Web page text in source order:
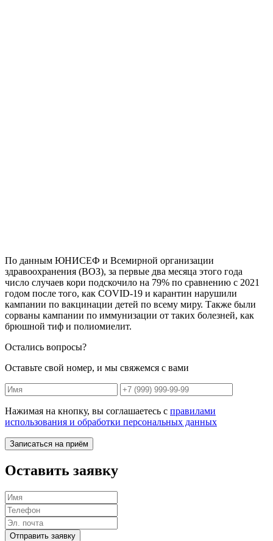
По данным ЮНИСЕФ и Всемирной организации
здравоохранения (ВОЗ), за первые два месяца этого года
число случаев кори подскочило на 79% по сравнению с 2021
годом после того, как COVID-19 и карантин нарушили
кампании по вакцинации детей по всему миру. Также были
сорваны кампании по иммунизации от таких болезней, как
брюшной тиф и полиомиелит.
Остались вопросы?
Оставьте свой номер, и мы свяжемся с вами
Нажимая на кнопку, вы соглашаетесь с правилами
использования и обработки персональных данных
Записаться на приём
Оставить заявку
Отправить заявку